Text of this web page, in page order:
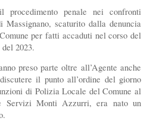
penale nei confronti
scaturito dalla denuncia
per fatti accaduti nel corso del
2023.
preso parte oltre all’Agente anche
il punto all’ordine del giorno
di Polizia Locale del Comune al
Servizi Monti Azzurri, era nato un